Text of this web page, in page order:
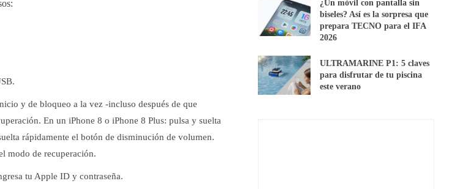
y de bloqueo a la vez -incluso después de que
En un iPhone 8 o iPhone 8 Plus: pulsa y suelta
rápidamente el botón de disminución de volumen.
modo de recuperación.
tu Apple ID y contraseña.
¿Un móvil con pantalla sin
biseles? Así es la sorpresa que
prepara TECNO para el IFA
2026
ULTRAMARINE P1: 5 claves
para disfrutar de tu piscina
este verano